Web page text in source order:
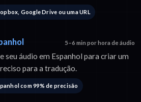
Google Drive ou uma URL
5–6 min por hora de áudio
seu áudio em Espanhol para criar um
para a tradução.
com 99% de precisão